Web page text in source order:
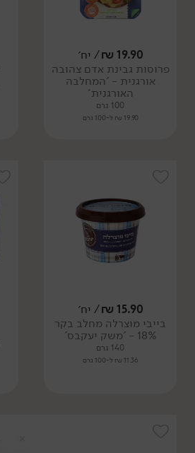
19.90
₪/ יח׳
פרוסות גבינת אדם צהובה
אורגנית - 'המחלבה
האורגנית'
100 גרם
19.90 ₪ ל-100 גרם
15.90
₪/ יח׳
בייבי מוצרלה מחלב בקר
18% - 'משק יעקבס'
140 גרם
11.36 ₪ ל-100 גרם